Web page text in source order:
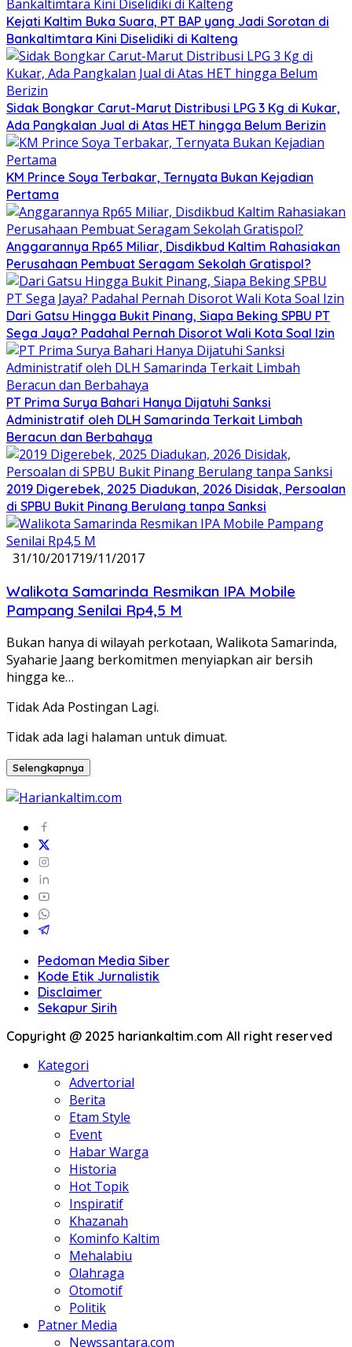
Kejati Kaltim Buka Suara, PT BAP yang Jadi Sorotan di
Bankaltimtara Kini Diselidiki di Kalteng
Sidak Bongkar Carut-Marut Distribusi LPG 3 Kg di Kukar,
Ada Pangkalan Jual di Atas HET hingga Belum Berizin
KM Prince Soya Terbakar, Ternyata Bukan Kejadian
Pertama
Anggarannya Rp65 Miliar, Disdikbud Kaltim Rahasiakan
Perusahaan Pembuat Seragam Sekolah Gratispol?
Dari Gatsu Hingga Bukit Pinang, Siapa Beking SPBU PT
Sega Jaya? Padahal Pernah Disorot Wali Kota Soal Izin
PT Prima Surya Bahari Hanya Dijatuhi Sanksi
Administratif oleh DLH Samarinda Terkait Limbah
Beracun dan Berbahaya
2019 Digerebek, 2025 Diadukan, 2026 Disidak, Persoalan
di SPBU Bukit Pinang Berulang tanpa Sanksi
31/10/201719/11/2017
Walikota Samarinda Resmikan IPA Mobile
Pampang Senilai Rp4,5 M
Bukan hanya di wilayah perkotaan, Walikota Samarinda,
Syaharie Jaang berkomitmen menyiapkan air bersih
hingga ke…
Tidak Ada Postingan Lagi.
Tidak ada lagi halaman untuk dimuat.
Selengkapnya
Pedoman Media Siber
Kode Etik Jurnalistik
Disclaimer
Sekapur Sirih
Copyright @ 2025 hariankaltim.com All right reserved
Kategori
Advertorial
Berita
Etam Style
Event
Habar Warga
Historia
Hot Topik
Inspiratif
Khazanah
Kominfo Kaltim
Mehalabiu
Olahraga
Otomotif
Politik
Patner Media
Newssantara.com